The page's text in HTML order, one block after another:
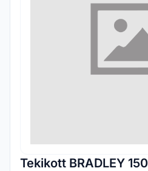
Tekikott BRADLEY